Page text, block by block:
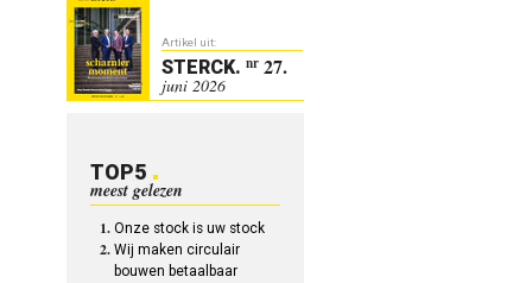
Artikel uit:
STERCK. nr 27.
juni 2026
TOP5
meest gelezen
Onze stock is uw stock
Wij maken circulair
bouwen betaalbaar